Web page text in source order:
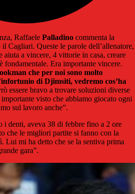
Raffaele Palladino commenta la
Cagliari. Queste le parole dell’allenatore,
a vincere, 4 vittorie in casa, creare
fondamentale. Era importante vincere.
che per noi sono molto
di Djimsiti, vedremo cos’ha
essere bravo a trovare soluzioni diverse
visto che abbiamo giocato ogni
sul lavoro anche”.
i denti, aveva 38 di febbre fino a 2 ore
che le migliori partite si fanno con la
Lui mi ha detto che se la sentiva prima
gara”.